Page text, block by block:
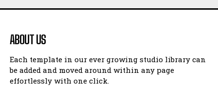
ABOUT US
Each template in our ever growing studio library can
be added and moved around within any page
effortlessly with one click.